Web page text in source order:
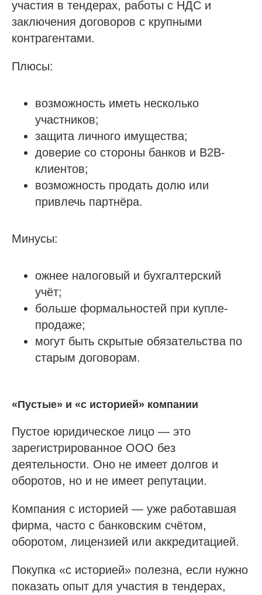
участия в тендерах, работы с НДС и
заключения договоров с крупными
контрагентами.
Плюсы:
возможность иметь несколько
участников;
защита личного имущества;
доверие со стороны банков и B2B-
клиентов;
возможность продать долю или
привлечь партнёра.
Минусы:
ожнее налоговый и бухгалтерский
учёт;
больше формальностей при купле-
продаже;
могут быть скрытые обязательства по
старым договорам.
«Пустые» и «с историей» компании
Пустое юридическое лицо — это
зарегистрированное ООО без
деятельности. Оно не имеет долгов и
оборотов, но и не имеет репутации.
Компания с историей — уже работавшая
фирма, часто с банковским счётом,
оборотом, лицензией или аккредитацией.
Покупка «с историей» полезна, если нужно
показать опыт для участия в тендерах,